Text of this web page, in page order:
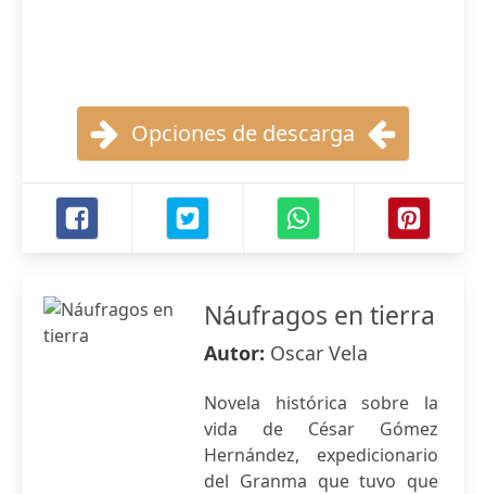
Opciones de descarga
Náufragos en tierra
Autor: Oscar Vela
Novela histórica sobre la
vida de César Gómez
Hernández, expedicionario
del Granma que tuvo que